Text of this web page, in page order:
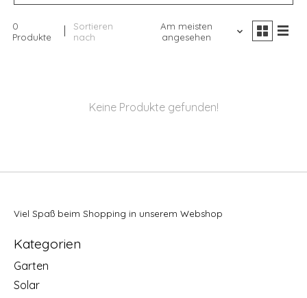
0
Produkte
Sortieren
nach
Am meisten
angesehen
Keine Produkte gefunden!
Viel Spaß beim Shopping in unserem Webshop
Kategorien
Garten
Solar